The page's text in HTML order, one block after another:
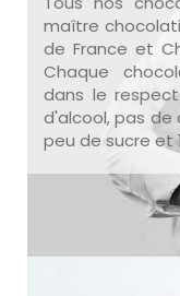
maître
de France et
Chaque
dans le
d'alcool, pas de
peu de sucre et